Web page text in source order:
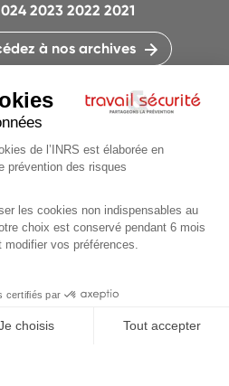
LA RÉDACTION
NOUS ?
DU SITE
DES COOKIES
ET TRACEURS
2023 2022 2021
à nos archives